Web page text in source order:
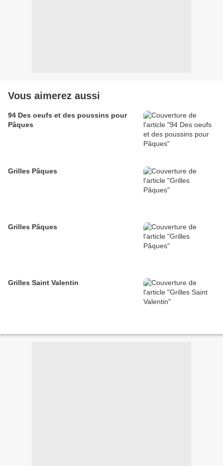
Vous aimerez aussi
94 Des oeufs et des poussins pour
Pâques
Grilles Pâques
Grilles Pâques
Grilles Saint Valentin